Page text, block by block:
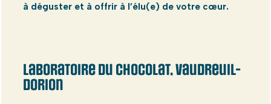
à déguster et à offrir à l’élu(e) de votre cœur.
Laboratoire du chocolat, Vaudreuil-
Dorion